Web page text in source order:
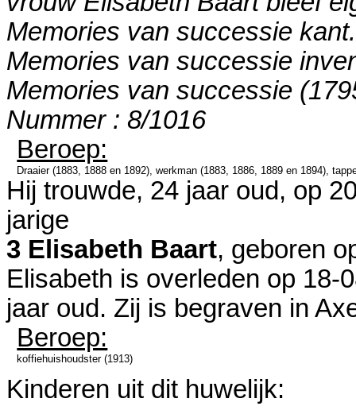
Memories van successie
Memories van successie
Memories van successie
Nummer : 8/1016
Beroep:
Draaier (1883, 1888 en 1892), werkman (1883, 1886, 1889 en 1894),
Hij trouwde, 24 jaar oud, op
jarige
3 Elisabeth Baart, geboren
Elisabeth is overleden op 18-
jaar oud. Zij is begraven in
Beroep:
koffiehuishoudster (1913)
Kinderen uit dit huwelijk: